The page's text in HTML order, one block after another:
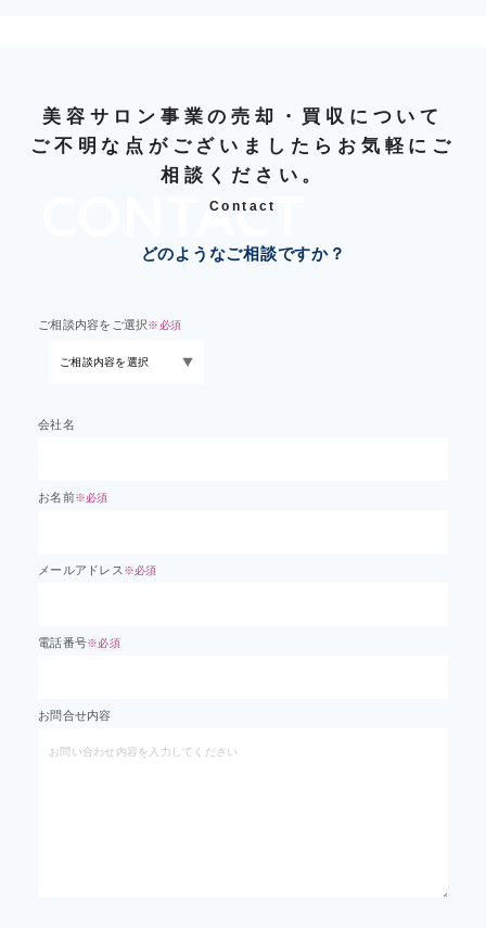
美容サロン事業の売却・買収について
ご不明な点がございましたらお気軽にご
相談ください。
Contact
どのようなご相談ですか？
ご相談内容をご選択※必須
会社名
お名前※必須
メールアドレス ※必須
電話番号※必須
お問合せ内容